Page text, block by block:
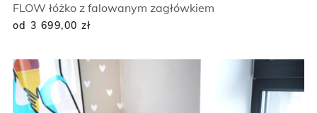
FLOW łóżko z falowanym zagłówkiem
od 3 699,00 zł